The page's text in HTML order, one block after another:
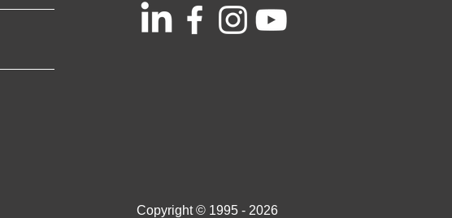
Copyright © 1995 - 2026